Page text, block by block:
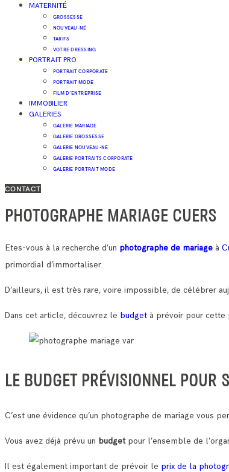
MATERNITÉ
GROSSESSE
NOUVEAU-NÉ
TARIFS
VOTRE DRESSING
PORTRAIT PRO
PORTRAIT CORPORATE
PORTRAIT MODE
FILM D’ENTREPRISE
IMMOBILIER
GALERIES
GALERIE MARIAGE
GALERIE GROSSESSE
GALERIE NOUVEAU-NÉ
GALERIE PORTRAITS CORPORATE
GALERIE PORTRAIT MODE
CONTACT
PHOTOGRAPHE MARIAGE CUERS
Etes-vous à la recherche d’un photographe de mariage à
primordial d’immortaliser.
D’ailleurs, il est très rare, voire impossible, de célébrer
Dans cet article, découvrez le budget à prévoir pour cette
LE BUDGET PRÉVISIONNEL POUR
C’est une évidence qu’un photographe de mariage vous
Vous avez déjà prévu un budget pour l’ensemble de
Il est également important de prévoir le prix de la